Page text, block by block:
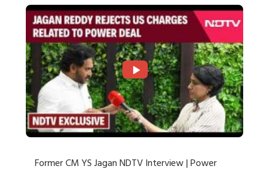
Former CM YS Jagan NDTV Interview | Power